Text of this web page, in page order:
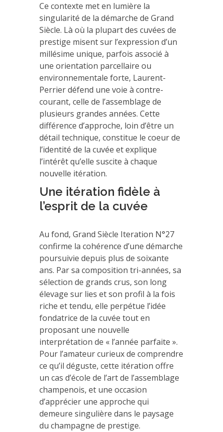
Ce contexte met en lumière la
singularité de la démarche de Grand
Siècle. Là où la plupart des cuvées de
prestige misent sur l’expression d’un
millésime unique, parfois associé à
une orientation parcellaire ou
environnementale forte, Laurent-
Perrier défend une voie à contre-
courant, celle de l’assemblage de
plusieurs grandes années. Cette
différence d’approche, loin d’être un
détail technique, constitue le coeur de
l’identité de la cuvée et explique
l’intérêt qu’elle suscite à chaque
nouvelle itération.
Une itération fidèle à
l’esprit de la cuvée
Au fond, Grand Siècle Iteration N°27
confirme la cohérence d’une démarche
poursuivie depuis plus de soixante
ans. Par sa composition tri-années, sa
sélection de grands crus, son long
élevage sur lies et son profil à la fois
riche et tendu, elle perpétue l’idée
fondatrice de la cuvée tout en
proposant une nouvelle
interprétation de « l’année parfaite ».
Pour l’amateur curieux de comprendre
ce qu’il déguste, cette itération offre
un cas d’école de l’art de l’assemblage
champenois, et une occasion
d’apprécier une approche qui
demeure singulière dans le paysage
du champagne de prestige.